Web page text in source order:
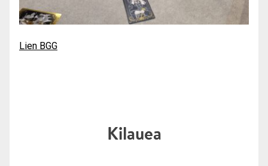
Lien BGG
Kilauea